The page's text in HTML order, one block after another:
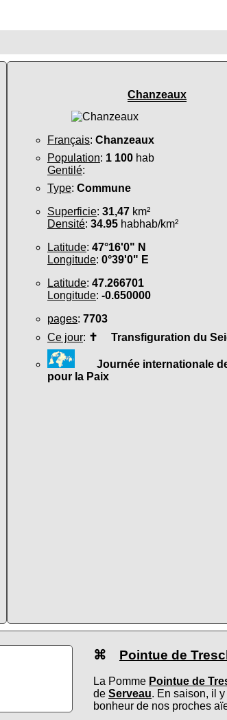
Chanzeaux
Français: Chanzeaux
Population: 1 100 hab
Gentilé:
Type: Commune
Superficie: 31,47 km²
Densité: 34.95 habhab/km²
Latitude: 47°16'0" N
Longitude: 0°39'0" E
Latitude: 47.266701
Longitude: -0.650000
pages: 7703
Ce jour: ✝ Transfiguration du
Journée internationale
pour la Paix
⌘ Pointue de
La Pomme Pointue de
de Serveau. En saison, il
bonheur de nos proches